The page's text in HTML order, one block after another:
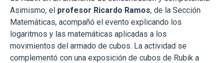
Asimismo, el profesor Ricardo Ramos, de la Sección
Matemáticas, acompañó el evento explicando los
logaritmos y las matemáticas aplicadas a los
movimientos del armado de cubos. La actividad se
complementó con una exposición de cubos de Rubik a